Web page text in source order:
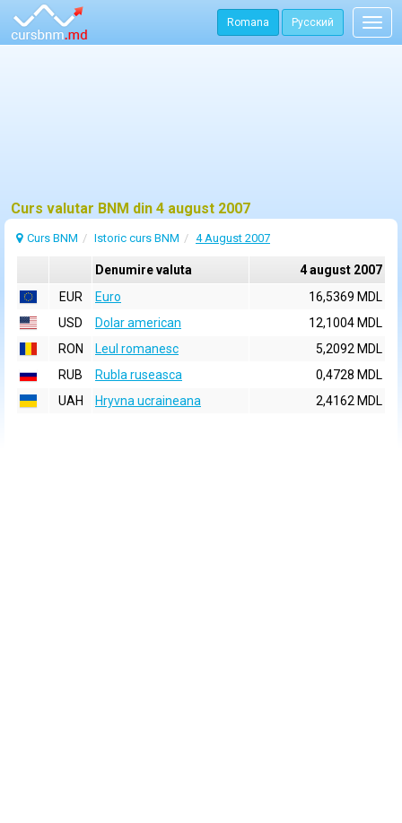
Romana Русский
Curs valutar BNM din 4 august 2007
Curs BNM Istoric curs BNM 4 August 2007
Denumire valuta
4 august 2007
EUR
Euro
16,5369 MDL
USD
Dolar american
12,1004 MDL
RON
Leul romanesc
5,2092 MDL
RUB
Rubla ruseasca
0,4728 MDL
UAH
Hryvna ucraineana 2,4162 MDL